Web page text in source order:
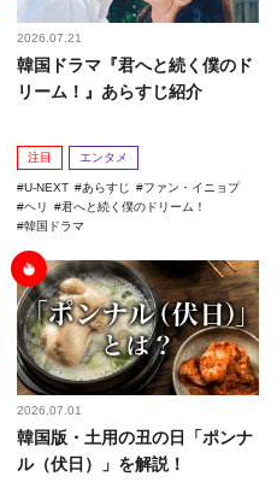
2026.07.21
韓国ドラマ『君へと続く僕のド
リーム！』あらすじ紹介
注目 エンタメ
U-NEXT あらすじ
ファン・イニョプ
ヘリ
君へと続く僕のドリーム！
韓国ドラマ
2026.07.01
韓国版・土用の丑の日「ポンナ
ル（伏日）」を解説！